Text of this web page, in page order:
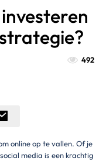
492
online op te vallen. Of je
media is een krachtig